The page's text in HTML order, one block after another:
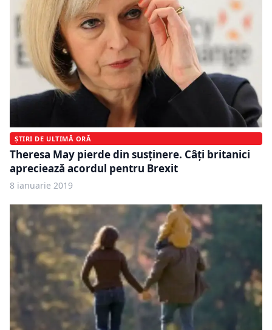
ȘTIRI DE ULTIMĂ ORĂ
Theresa May pierde din susținere. Câți britanici
apreciează acordul pentru Brexit
8 ianuarie 2019